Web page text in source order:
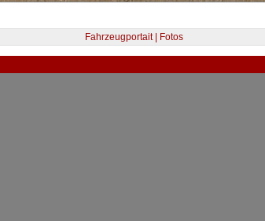
Fahrzeugportait | Fotos